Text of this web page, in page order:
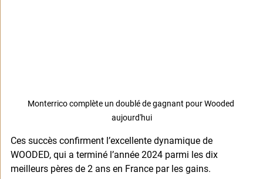
Monterrico complète un doublé de gagnant pour Wooded
aujourd'hui
Ces succès confirment l’excellente dynamique de
WOODED, qui a terminé l’année 2024 parmi les dix
meilleurs pères de 2 ans en France par les gains.